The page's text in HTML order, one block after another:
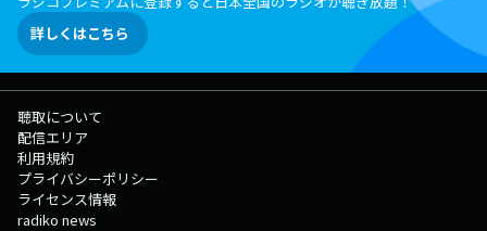
詳しくはこちら
聴取について
配信エリア
利用規約
プライバシーポリシー
ライセンス情報
radiko news